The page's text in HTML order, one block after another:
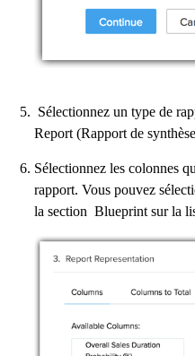
Sélectionnez un type de
Report (Rapport de
Sélectionnez les colonnes
rapport. Vous pouvez
la section Blueprint sur la